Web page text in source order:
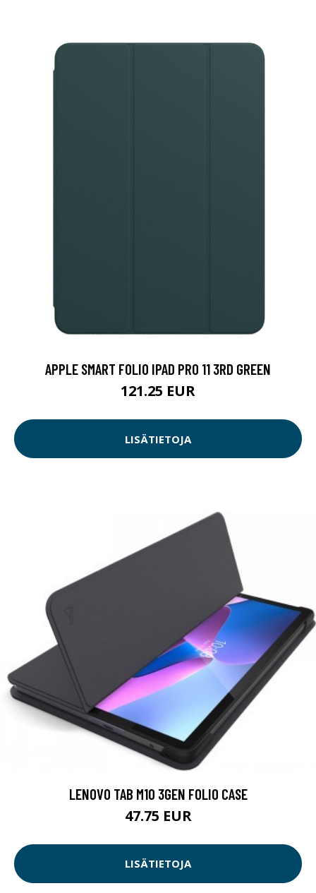
APPLE SMART FOLIO IPAD PRO 11 3RD GREEN
121.25 EUR
LISÄTIETOJA
LENOVO TAB M10 3GEN FOLIO CASE
47.75 EUR
LISÄTIETOJA